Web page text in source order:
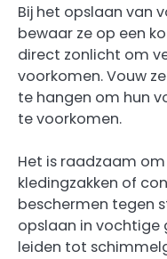
Bij het opslaan van
bewaar ze op een
direct zonlicht om
voorkomen. Vouw
te hangen om hun
te voorkomen.
Het is raadzaam
kledingzakken of
beschermen tegen
opslaan in vochtige
leiden tot